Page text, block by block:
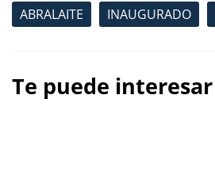
ABRALAITE INAUGURADO
Te puede interesar